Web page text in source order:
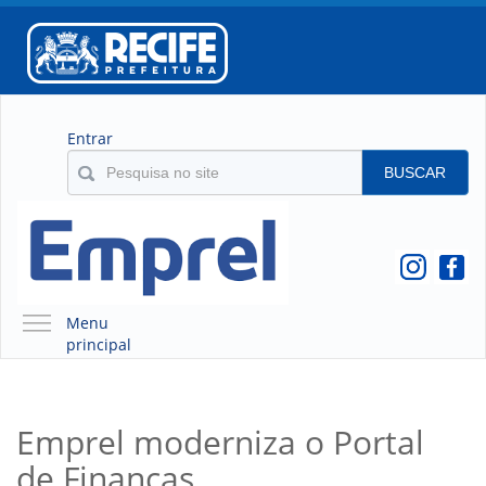
Entrar
BUSCAR
Menu
principal
QUEM SOMOS
O QUE É A EMPREL
HISTÓRICO
Emprel moderniza o Portal